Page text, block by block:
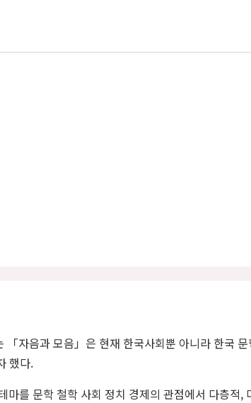
자음과 모음」은 현재 한국사회뿐 아니라 한국
했다.
를 문학 철학 사회 정치 경제의 관점에서 다층적,